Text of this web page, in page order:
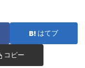
はてブ
コピー